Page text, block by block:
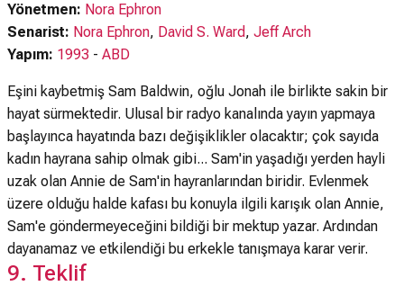
Yönetmen: Nora Ephron
Senarist: Nora Ephron, David S. Ward, Jeff Arch
Yapım: 1993 - ABD
Eşini kaybetmiş Sam Baldwin, oğlu Jonah ile birlikte sakin bir
hayat sürmektedir. Ulusal bir radyo kanalında yayın yapmaya
başlayınca hayatında bazı değişiklikler olacaktır; çok sayıda
kadın hayrana sahip olmak gibi... Sam'in yaşadığı yerden hayli
uzak olan Annie de Sam'in hayranlarından biridir. Evlenmek
üzere olduğu halde kafası bu konuyla ilgili karışık olan Annie,
Sam'e göndermeyeceğini bildiği bir mektup yazar. Ardından
dayanamaz ve etkilendiği bu erkekle tanışmaya karar verir.
9. Teklif